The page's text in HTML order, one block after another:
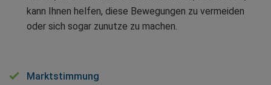
kann Ihnen helfen, diese Bewegungen zu vermeiden
oder sich sogar zunutze zu machen.
Marktstimmung